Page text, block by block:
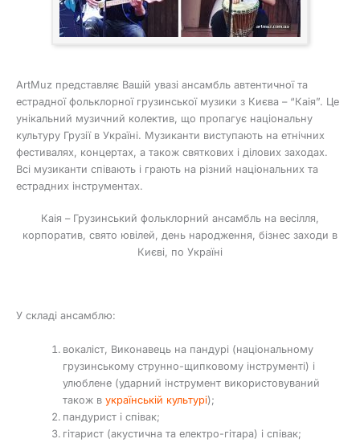
ArtMuz представляє Вашій увазі ансамбль автентичної та
естрадної фольклорної грузинської музики з Києва – “Каія”. Це
унікальний музичний колектив, що пропагує національну
культуру Грузії в Україні. Музиканти виступають на етнічних
фестивалях, концертах, а також святкових і ділових заходах.
Всі музиканти співають і грають на різний національних та
естрадних інструментах.
Каія – Грузинський фольклорний ансамбль на весілля,
корпоратив, свято ювілей, день народження, бізнес заходи в
Києві, по Україні
У складі ансамблю:
вокаліст, Виконавець на пандурі (національному
грузинському струнно-щипковому інструменті) і
улюблене (ударний інструмент використовуваний
також вукраїнській культурі);
пандурист і співак;
гітарист (акустична та електро-гітара) і співак;